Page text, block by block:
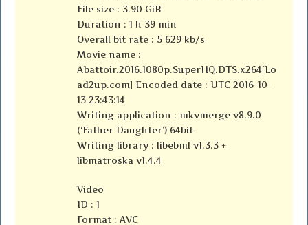
File size : 3.90 GiB
Duration : 1 h 39 min
Overall bit rate : 5 629 kb/s
Movie name :
Abattoir.2016.1080p.SuperHQ.DTS.x264[Lo
ad2up.com] Encoded date : UTC 2016-10-
13 23:43:14
Writing application : mkvmerge v8.9.0
(‘Father Daughter’) 64bit
Writing library : libebml v1.3.3 +
libmatroska v1.4.4
Video
ID : 1
Format : AVC